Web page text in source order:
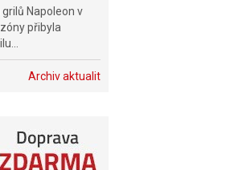
Napoleon v
přibyla
Archiv aktualit